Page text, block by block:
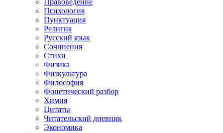
Правоведение
Психология
Пунктуация
Религия
Русский язык
Сочинения
Стихи
Физика
Физкультура
Философия
Фонетический разбор
Химия
Цитаты
Читательский дневник
Экономика